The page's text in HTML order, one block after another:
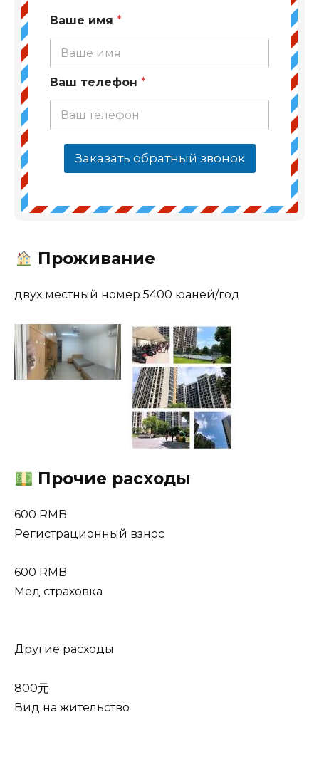
Ваше имя *
Ваш телефон *
Заказать обратный звонок
Проживание
двух местный номер 5400 юаней/год
Прочие расходы
600 RMB
Регистрационный взнос
600 RMB
Мед страховка
Другие расходы
800元
Вид на жительство